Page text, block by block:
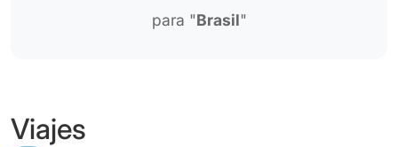
para "Brasil"
Viajes